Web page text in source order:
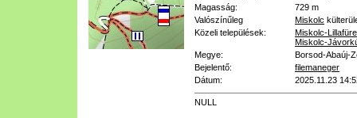
Magasság:
729 m
Valószínűleg
Miskolc
Közeli települések:
Miskolc-
Miskolc-
Megye:
Borsod-Abaúj-
Bejelentő:
filemaneger
Dátum:
2025.11.23
NULL